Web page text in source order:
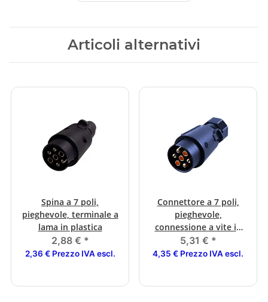
Articoli alternativi
Spina a 7 poli,
pieghevole, terminale a
lama in plastica
2,88 € *
2,36 € Prezzo IVA escl.
Connettore a 7 poli,
pieghevole,
connessione a vite in
plastica
5,31 € *
4,35 € Prezzo IVA escl.